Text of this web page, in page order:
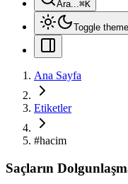
Ara...⌘K
Toggle theme
Ana Sayfa
Etiketler
#hacim
Saçların